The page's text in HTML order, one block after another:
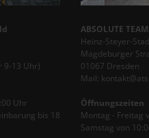
9-13 Uhr)
Uhr
bis 18
ABSOLUTE
Heinz-Steyer-
Magdeburger
01067 Dresden
Mail:
Öffnungszeiten
Montag - Freitag
Samstag von